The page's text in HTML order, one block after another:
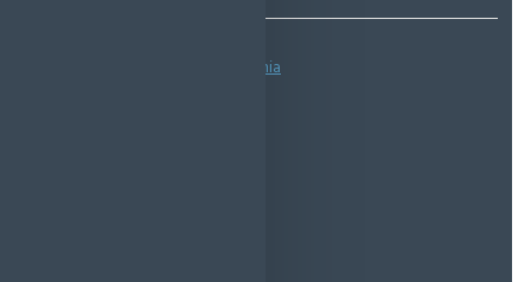
Spune-ţi opinia